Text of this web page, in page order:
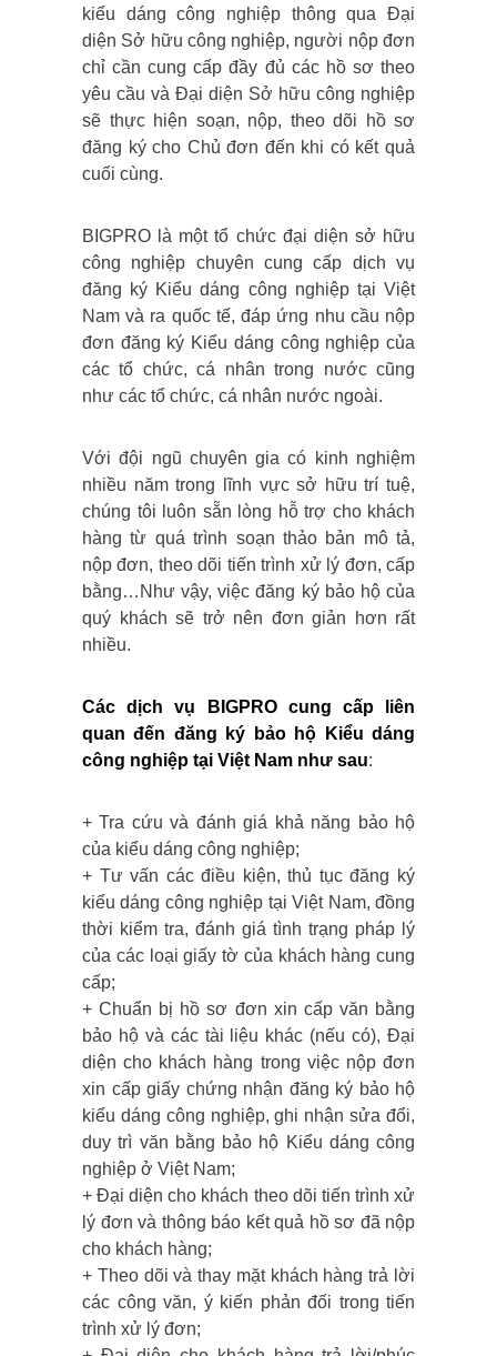
kiểu dáng công nghiệp thông qua Đại
diện Sở hữu công nghiệp, người nộp đơn
chỉ cần cung cấp đầy đủ các hồ sơ theo
yêu cầu và Đại diện Sở hữu công nghiệp
sẽ thực hiện soạn, nộp, theo dõi hồ sơ
đăng ký cho Chủ đơn đến khi có kết quả
cuối cùng.
BIGPRO là một tổ chức đại diện sở hữu
công nghiệp chuyên cung cấp dịch vụ
đăng ký Kiểu dáng công nghiệp tại Việt
Nam và ra quốc tế, đáp ứng nhu cầu nộp
đơn đăng ký Kiểu dáng công nghiệp của
các tổ chức, cá nhân trong nước cũng
như các tổ chức, cá nhân nước ngoài.
Với đội ngũ chuyên gia có kinh nghiệm
nhiều năm trong lĩnh vực sở hữu trí tuệ,
chúng tôi luôn sẵn lòng hỗ trợ cho khách
hàng từ quá trình soạn thảo bản mô tả,
nộp đơn, theo dõi tiến trình xử lý đơn, cấp
bằng…Như vậy, việc đăng ký bảo hộ của
quý khách sẽ trở nên đơn giản hơn rất
nhiều.
Các dịch vụ BIGPRO cung cấp liên
quan đến đăng ký bảo hộ Kiểu dáng
công nghiệp tại Việt Nam như sau:
+ Tra cứu và đánh giá khả năng bảo hộ
của kiểu dáng công nghiệp;
+ Tư vấn các điều kiện, thủ tục đăng ký
kiểu dáng công nghiệp tại Việt Nam, đồng
thời kiểm tra, đánh giá tình trạng pháp lý
của các loại giấy tờ của khách hàng cung
cấp;
+ Chuẩn bị hồ sơ đơn xin cấp văn bằng
bảo hộ và các tài liệu khác (nếu có), Đại
diện cho khách hàng trong việc nộp đơn
xin cấp giấy chứng nhận đăng ký bảo hộ
kiểu dáng công nghiệp, ghi nhận sửa đổi,
duy trì văn bằng bảo hộ Kiểu dáng công
nghiệp ở Việt Nam;
+ Đại diện cho khách theo dõi tiến trình xử
lý đơn và thông báo kết quả hồ sơ đã nộp
cho khách hàng;
+ Theo dõi và thay mặt khách hàng trả lời
các công văn, ý kiến phản đối trong tiến
trình xử lý đơn;